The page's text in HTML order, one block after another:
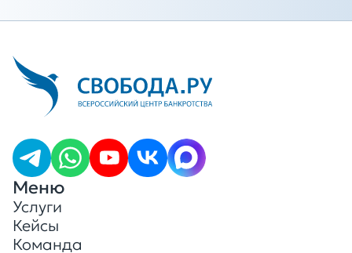
Меню
Услуги
Кейсы
Команда